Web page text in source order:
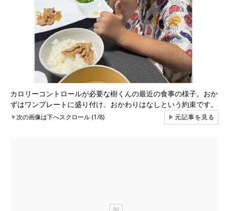
カロリーコントロールが必要な樹くんの最近の食事の様子。おか
ずはワンプレートに盛り付け、おかわりはなしという約束です。
▼次の画像は下へスクロール (1/8) ▶元記事を見る